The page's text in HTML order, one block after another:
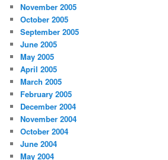
November 2005
October 2005
September 2005
June 2005
May 2005
April 2005
March 2005
February 2005
December 2004
November 2004
October 2004
June 2004
May 2004